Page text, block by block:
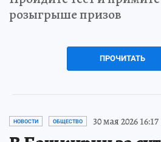
розыгрыше призов
ПРОЧИТАТЬ
НОВОСТИ ОБЩЕСТВО 30 мая 2026 16:17